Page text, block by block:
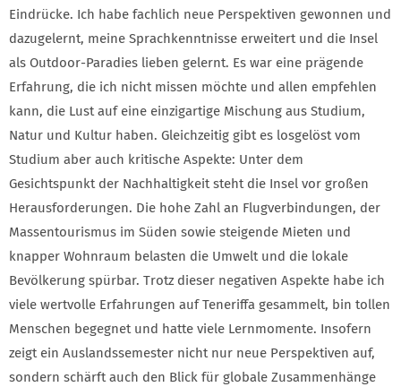
Eindrücke. Ich habe fachlich neue Perspektiven gewonnen und
dazugelernt, meine Sprachkenntnisse erweitert und die Insel
als Outdoor-Paradies lieben gelernt. Es war eine prägende
Erfahrung, die ich nicht missen möchte und allen empfehlen
kann, die Lust auf eine einzigartige Mischung aus Studium,
Natur und Kultur haben. Gleichzeitig gibt es losgelöst vom
Studium aber auch kritische Aspekte: Unter dem
Gesichtspunkt der Nachhaltigkeit steht die Insel vor großen
Herausforderungen. Die hohe Zahl an Flugverbindungen, der
Massentourismus im Süden sowie steigende Mieten und
knapper Wohnraum belasten die Umwelt und die lokale
Bevölkerung spürbar. Trotz dieser negativen Aspekte habe ich
viele wertvolle Erfahrungen auf Teneriffa gesammelt, bin tollen
Menschen begegnet und hatte viele Lernmomente. Insofern
zeigt ein Auslandssemester nicht nur neue Perspektiven auf,
sondern schärft auch den Blick für globale Zusammenhänge